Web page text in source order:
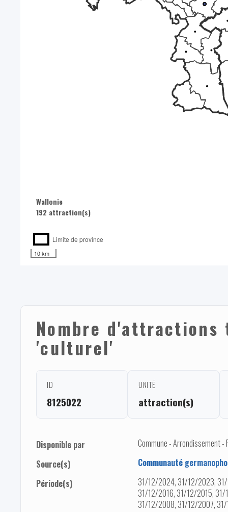
Wallonie
192 attraction(s)
Limite de province
10 km
Nombre
'culturel'
ID
8125022
UNITÉ
attraction(s)
Disponible par
Commune - Arrondissement -
Source(s)
Communauté
Période(s)
31/12/2024, 31/12/2023,
31/12/2016, 31/12/2015,
31/12/2008, 31/12/2007,